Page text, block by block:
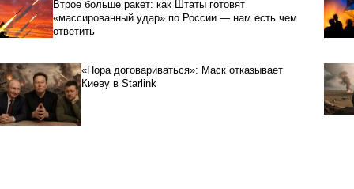
Втрое больше ракет: как Штаты готовят
«массированный удар» по России — нам есть чем
ответить
«Пора договариваться»: Маск отказывает
Киеву в Starlink